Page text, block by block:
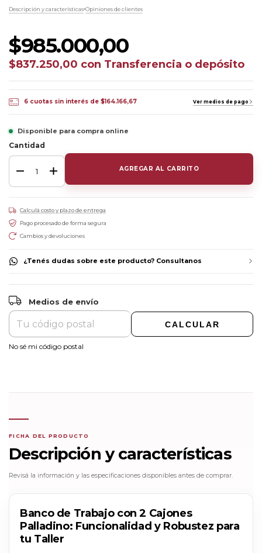
Descripción y características Opiniones de clientes
$985.000,00
$837.250,00 con Transferencia o depósito
6 cuotas sin interés de $164.166,67 Ver medios de pago
Disponible para compra online
Cantidad
Calculá costo y plazo de entrega
Pago procesado de forma segura
Cambios y devoluciones
¿Tenés dudas sobre este producto? Consultanos
Entregas para el CP:
Medios de envío
CALCULAR
No sé mi código postal
FICHA DEL PRODUCTO
Descripción y características
Revisá la información y las especificaciones disponibles antes de comprar.
Banco de Trabajo con 2 Cajones
Palladino: Funcionalidad y Robustez para
tu Taller